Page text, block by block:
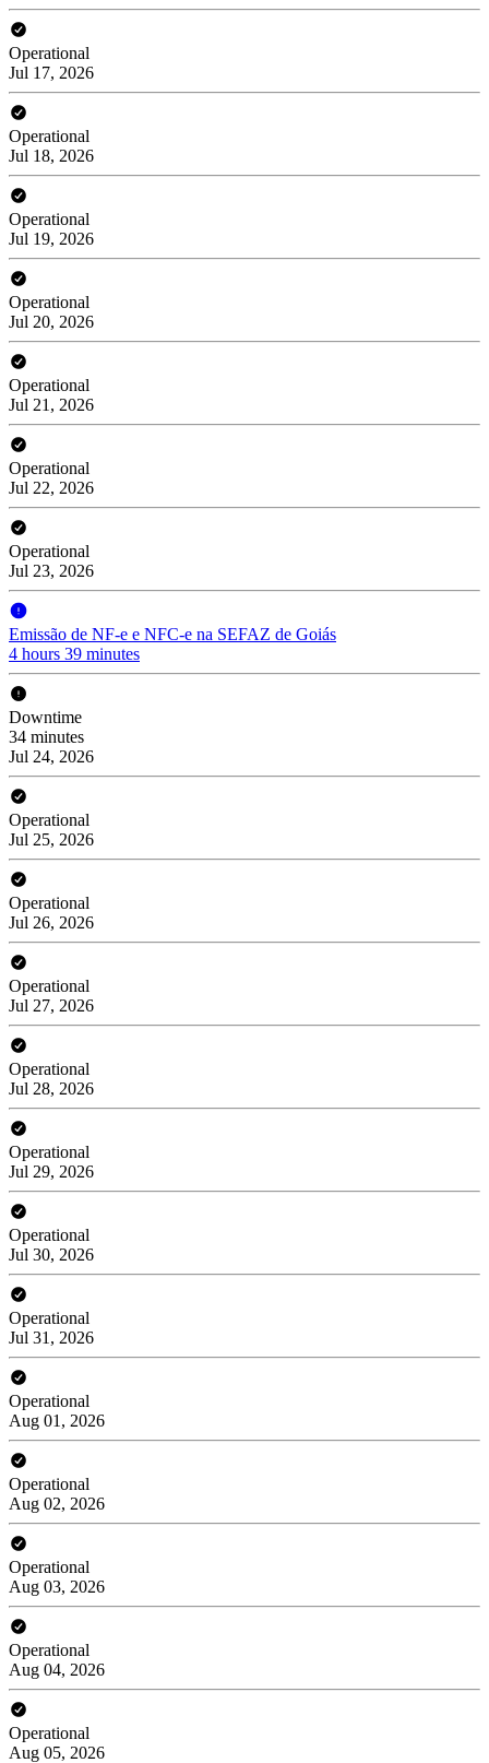
Operational
Jul 17, 2026
Operational
Jul 18, 2026
Operational
Jul 19, 2026
Operational
Jul 20, 2026
Operational
Jul 21, 2026
Operational
Jul 22, 2026
Operational
Jul 23, 2026
Emissão de NF-e e NFC-e na SEFAZ de Goiás
4 hours 39 minutes
Downtime
34 minutes
Jul 24, 2026
Operational
Jul 25, 2026
Operational
Jul 26, 2026
Operational
Jul 27, 2026
Operational
Jul 28, 2026
Operational
Jul 29, 2026
Operational
Jul 30, 2026
Operational
Jul 31, 2026
Operational
Aug 01, 2026
Operational
Aug 02, 2026
Operational
Aug 03, 2026
Operational
Aug 04, 2026
Operational
Aug 05, 2026